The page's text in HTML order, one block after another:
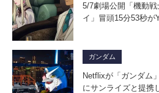
5/7劇場公開「機動
イ」冒頭15分53秒が
ガンダム
Netflixが「ガンダム
にサンライズと提携